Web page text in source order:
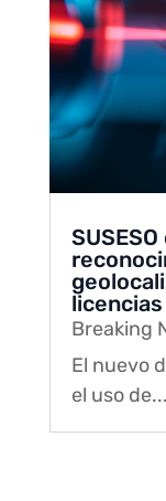
Breaking
El nuevo
el uso de...